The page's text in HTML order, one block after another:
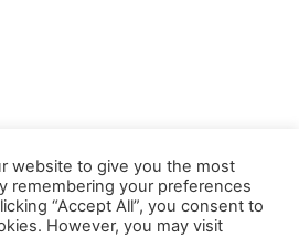
de Privacidad| Política de
de Devoluciones
website to give you the most
remembering your preferences
“Accept All”, you consent to
However, you may visit